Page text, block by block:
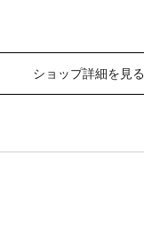
ショップ詳細を見る